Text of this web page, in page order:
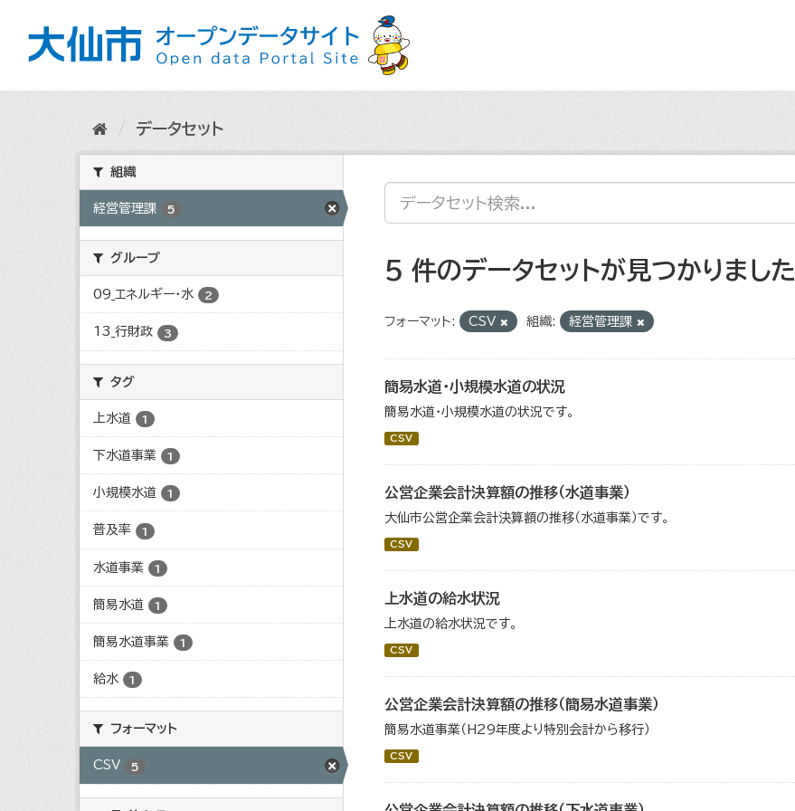
データセット
組織
経営管理課 5
グループ
09_エネルギー・水 2
13_行財政 3
タグ
上水道 1
下水道事業 1
小規模水道 1
普及率 1
水道事業 1
簡易水道 1
簡易水道事業 1
給水 1
フォーマット
CSV 5
5 件のデータセットが見つかりました
フォーマット: CSV 組織: 経営管理課
簡易水道・小規模水道の状況
簡易水道・小規模水道の状況です。
CSV
公営企業会計決算額の推移（水道事業）
大仙市公営企業会計決算額の推移（水道事業）です。
CSV
上水道の給水状況
上水道の給水状況です。
CSV
公営企業会計決算額の推移（簡易水道事業）
簡易水道事業（H29年度より特別会計から移行）
CSV